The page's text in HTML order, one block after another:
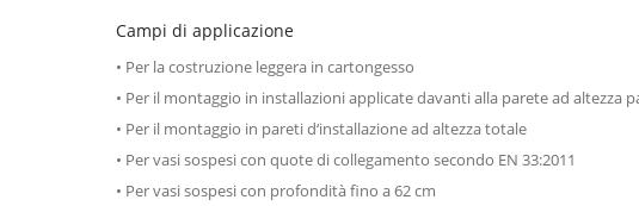
Campi di applicazione
• Per la costruzione leggera in cartongesso
• Per il montaggio in installazioni applicate davanti alla parete ad altezza
• Per il montaggio in pareti d‘installazione ad altezza totale
• Per vasi sospesi con quote di collegamento secondo EN 33:2011
• Per vasi sospesi con profondità fino a 62 cm